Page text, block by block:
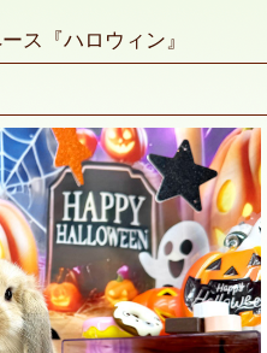
ス『ハロウィン』